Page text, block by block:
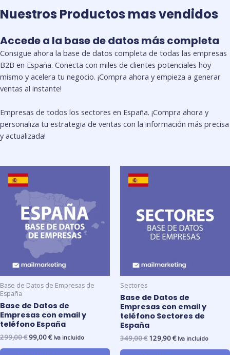
Nuestros Productos mas vendidos
Accede a la base de datos más completa
Consigue ahora la base de datos completa de todas las empresas
B2B en España. Conecta con miles de clientes potenciales hoy
mismo y acelera tu negocio. ¡Compra ahora y empieza a generar
ventas al instante!
Empresas de todos los sectores en España. ¡Compra ahora y
personaliza tu estrategia de ventas con la información más precisa
y actualizada!
Base de Datos de Empresas de
España
Base de Datos de
Empresas con email y
teléfono España
299,00€
precio
original
era:
299,00 €.
99,00€
es:
99,00 €.
Iva incluido
Sectores
Base de Datos de
Empresas con email y
teléfono Sectores de
España
349,00€
precio
original
129,90€ Iva incluido